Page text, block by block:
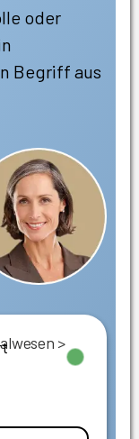
oder
Begriff aus
>